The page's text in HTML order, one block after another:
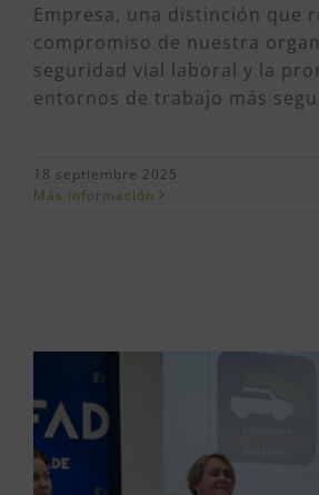
Empresa, una distinción que
compromiso de nuestra
seguridad vial laboral y la
entornos de trabajo más
18 septiembre 2025
Más información